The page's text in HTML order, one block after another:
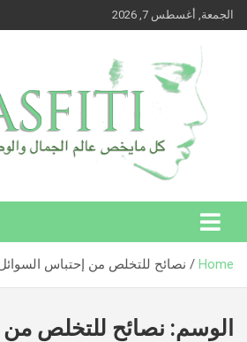
Skip
to
الجمعة, أغسطس 7, 2026
وصفتي – كل ما يخص
والوصفات الطبيعية
Home نصائح للتخلص من إحتباس
الوسم: نصائح للتخلص